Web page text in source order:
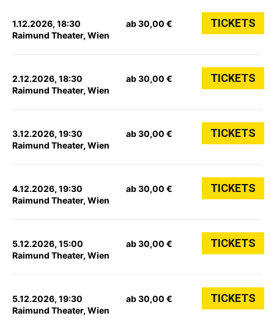
1.12.2026, 18:30
Raimund Theater, Wien
ab 30,00 € TICKETS
2.12.2026, 18:30
Raimund Theater, Wien
ab 30,00 € TICKETS
3.12.2026, 19:30
Raimund Theater, Wien
ab 30,00 € TICKETS
4.12.2026, 19:30
Raimund Theater, Wien
ab 30,00 € TICKETS
5.12.2026, 15:00
Raimund Theater, Wien
ab 30,00 € TICKETS
5.12.2026, 19:30
Raimund Theater, Wien
ab 30,00 € TICKETS